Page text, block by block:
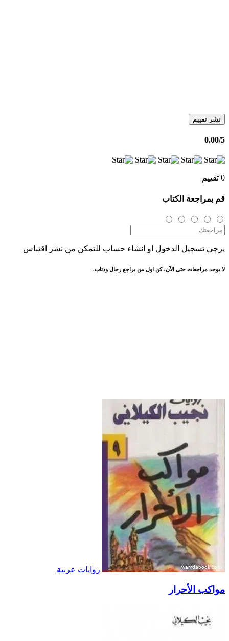
نشر تقييم
0.00/5
0 تقييم
قم بمراجعة الكتاب
يرجى تسجيل الدخول او انشاء حساب للتمكن من نشر اقتباس
لا يوجد مراجعات حتى الآن، كن اول من يراجع رجال وذئاب.
روايات عربية
مواكب الأحرار